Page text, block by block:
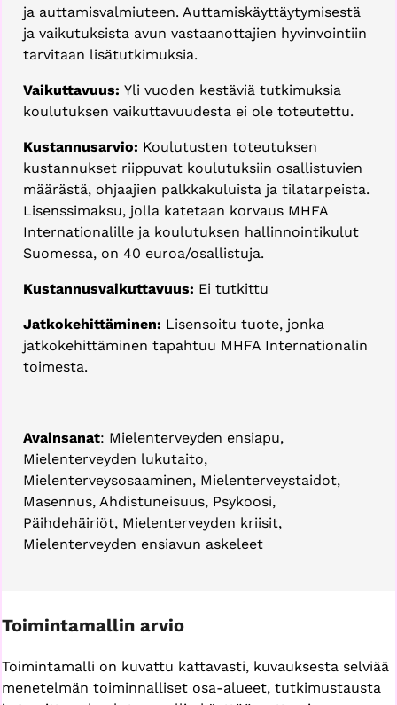
ja auttamisvalmiuteen. Auttamiskäyttäytymisestä
ja vaikutuksista avun vastaanottajien hyvinvointiin
tarvitaan lisätutkimuksia.
Vaikuttavuus: Yli vuoden kestäviä tutkimuksia
koulutuksen vaikuttavuudesta ei ole toteutettu.
Kustannusarvio: Koulutusten toteutuksen
kustannukset riippuvat koulutuksiin osallistuvien
määrästä, ohjaajien palkkakuluista ja tilatarpeista.
Lisenssimaksu, jolla katetaan korvaus MHFA
Internationalille ja koulutuksen hallinnointikulut
Suomessa, on 40 euroa/osallistuja.
Kustannusvaikuttavuus: Ei tutkittu
Jatkokehittäminen: Lisensoitu tuote, jonka
jatkokehittäminen tapahtuu MHFA Internationalin
toimesta.
Avainsanat: Mielenterveyden ensiapu,
Mielenterveyden lukutaito,
Mielenterveysosaaminen, Mielenterveystaidot,
Masennus, Ahdistuneisuus, Psykoosi,
Päihdehäiriöt, Mielenterveyden kriisit,
Mielenterveyden ensiavun askeleet
Toimintamallin arvio
Toimintamalli on kuvattu kattavasti, kuvauksesta selviää
menetelmän toiminnalliset osa-alueet, tutkimustausta